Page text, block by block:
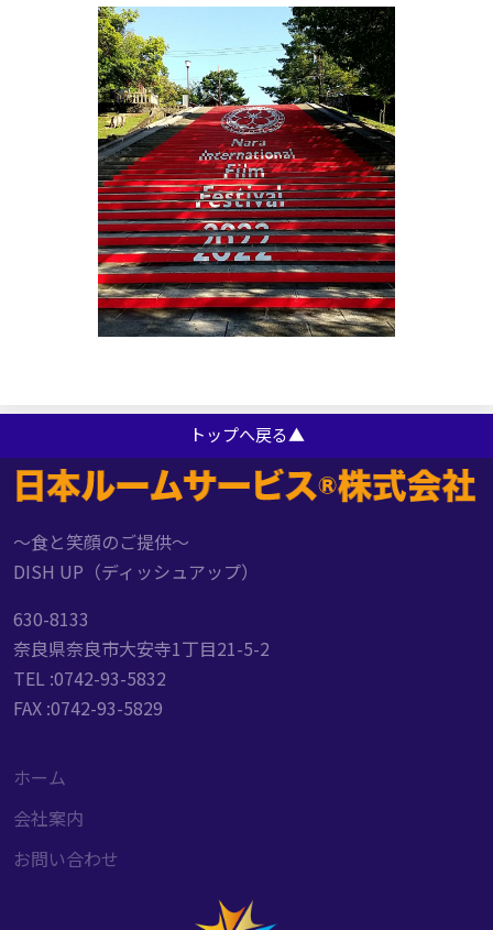
トップへ戻る▲
～食と笑顔のご提供～
DISH UP（ディッシュアップ）
630-8133
奈良県奈良市大安寺1丁目21-5-2
TEL :0742-93-5832
FAX :0742-93-5829
ホーム
会社案内
お問い合わせ